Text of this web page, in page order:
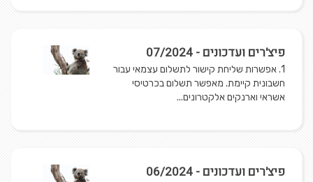
פיצ'רים ועדכונים - 07/2024
1. אפשרות שליחת קישור לתשלום עצמאי עבור
חשבונית קיימת. מאפשר תשלום בכרטיסי
אשראי וארנקים אלקטרונים...
פיצ'רים ועדכונים - 06/2024